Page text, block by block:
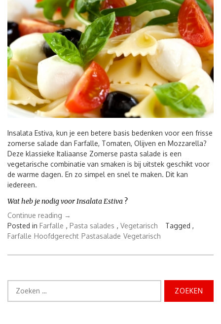
saus”
Insalata Estiva, kun je een betere basis bedenken voor een frisse
zomerse salade dan Farfalle, Tomaten, Olijven en Mozzarella?
Deze klassieke Italiaanse Zomerse pasta salade is een
vegetarische combinatie van smaken is bij uitstek geschikt voor
de warme dagen. En zo simpel en snel te maken. Dit kan
iedereen.
Wat heb je nodig voor Insalata Estiva ?
Continue reading “Insalata
Estiva
–
pasta
→
Posted in Farfalle , Pasta salades , Vegetarisch
Tagged ,
Farfalle Hoofdgerecht Pastasalade Vegetarisch
naar: